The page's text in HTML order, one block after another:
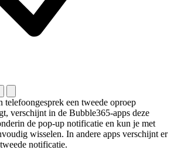
telefoongesprek een tweede oproep
verschijnt in de Bubble365-apps deze
de pop-up notificatie en kun je met
wisselen. In andere apps verschijnt er
notificatie.